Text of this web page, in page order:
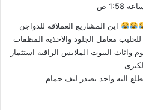
اين المشاريع العملاقه للدواجن
معامل الجلود والاحذيه المظفات
واثاث البيوت الملابس الراقيه استثمار
النه واحد يصدر لبف حمام